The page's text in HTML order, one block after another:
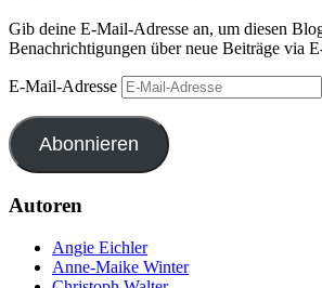
Gib deine E-Mail-Adresse an, um diesen
Benachrichtigungen über neue Beiträge via
E-Mail-Adresse
Abonnieren
Autoren
Angie Eichler
Anne-Maike Winter